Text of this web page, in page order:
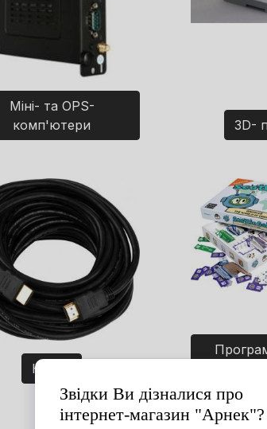
Міні- та OPS-
комп'ютери
3D-
Кабелі